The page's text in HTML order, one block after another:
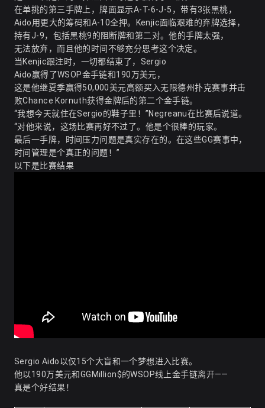
在单挑的第三手牌上，牌面显示A-T-6-J-5，带有3张黑桃，
Aido用更大的筹码和A-10全押。Kenjic面临艰难的弃牌选择，
持有J-9，包括黑桃9的阻断牌和第二对。他的手牌太强，
无法放弃，而且他的时间不够充分思考这个决定。
当Kenjic跟注时，一切都结束了，Sergio
Aido赢得了WSOP金手链和190万美元，
这是他继夏季赢得50,000美元高额买入无限德州扑克赛事并击
败Chance Kornuth获得金牌后的第二个金手链。
“我想今天就住在Sergio的鞋子里！”Negreanu在比赛后说道。
“对他来说，这场比赛再好不过了。他是个很棒的玩家。
最后一手牌，时间压力问题是真实存在的。在这些GG赛事中，
时间管理是个真正的问题！”
以下是比赛结果
Sergio Aido以仅15个大盲和一个梦想进入比赛。
他以190万美元和GGMillion$的WSOP线上金手链离开——
真是个好结果！